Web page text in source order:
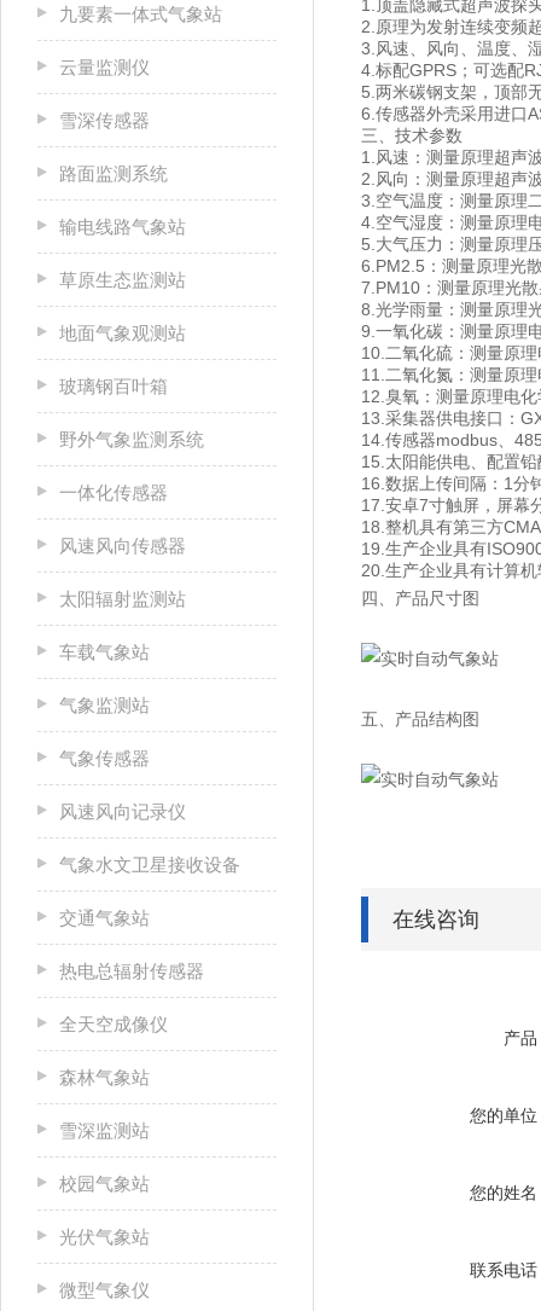
九要素一体式气象站
云量监测仪
雪深传感器
路面监测系统
输电线路气象站
草原生态监测站
地面气象观测站
玻璃钢百叶箱
野外气象监测系统
一体化传感器
风速风向传感器
太阳辐射监测站
车载气象站
气象监测站
气象传感器
风速风向记录仪
气象水文卫星接收设备
交通气象站
热电总辐射传感器
全天空成像仪
森林气象站
雪深监测站
校园气象站
光伏气象站
微型气象仪
1.顶盖隐藏式超声波探
2.原理为发射连续变频
3.风速、风向、温度、
4.标配GPRS；可选配
5.两米碳钢支架，顶部
6.传感器外壳采用进口
三、技术参数
1.风速：测量原理超声
2.风向：测量原理超声
3.空气温度：测量原
4.空气湿度：测量原理
5.大气压力：测量原理
6.PM2.5：测量原理光
7.PM10：测量原理光
8.光学雨量：测量原理
9.一氧化碳：测量原理
10.二氧化硫：测量原
11.二氧化氮：测量原
12.臭氧：测量原理电
13.采集器供电接口：
14.传感器modbus、
15.太阳能供电、配置
16.数据上传间隔：1分
17.安卓7寸触屏，屏幕
18.整机具有第三方
19.生产企业具有
20.生产企业具有计算
四、产品尺寸图
五、产品结构图
在线咨询
产品
您的单位
您的姓名
联系电话